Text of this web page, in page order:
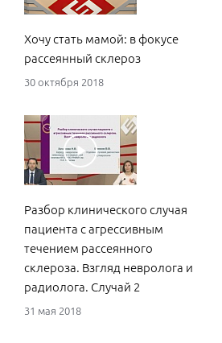
Хочу стать мамой: в фокусе
рассеянный склероз
30 октября 2018
Разбор клинического случая
пациента с агрессивным
течением рассеянного
склероза. Взгляд невролога и
радиолога. Случай 2
31 мая 2018